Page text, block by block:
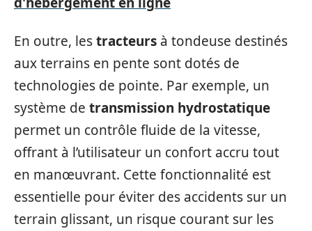
En outre, lestracteurs à tondeuse destinés
aux terrains en pente sont dotés de
technologies de pointe. Par exemple, un
système de transmission hydrostatique
permet un contrôle fluide de la vitesse,
offrant à l’utilisateur un confort accru tout
en manœuvrant. Cette fonctionnalité est
essentielle pour éviter des accidents sur un
terrain glissant, un risque courant sur les